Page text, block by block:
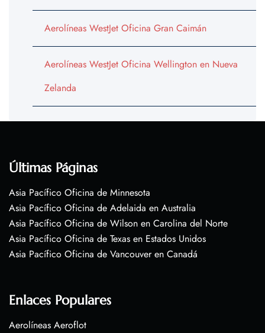
Aerolíneas WestJet Oficina Gran Caimán
Aerolíneas WestJet Oficina Wellington en Nueva
Zelanda
Últimas Páginas
Asia Pacífico Oficina de Minnesota
Asia Pacífico Oficina de Adelaida en Australia
Asia Pacífico Oficina de Wilson en Carolina del Norte
Asia Pacífico Oficina de Texas en Estados Unidos
Asia Pacífico Oficina de Vancouver en Canadá
Enlaces Populares
Aerolíneas Aeroflot